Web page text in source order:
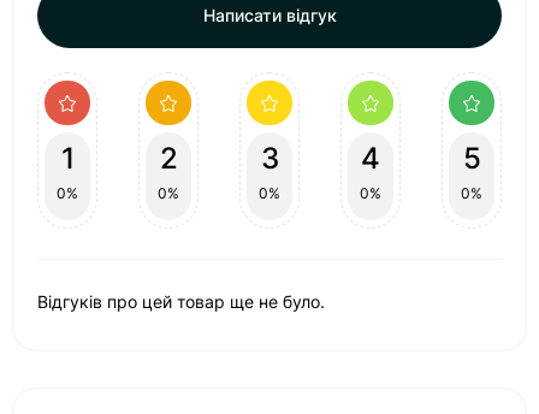
Написати відгук
1
0%
2
0%
3
0%
4
0%
5
0%
Відгуків про цей товар ще не було.